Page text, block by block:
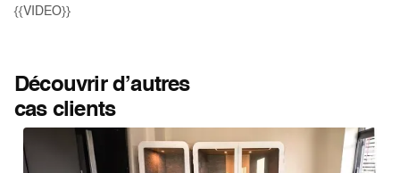
{{VIDEO}}
Découvrir d’autres
cas clients